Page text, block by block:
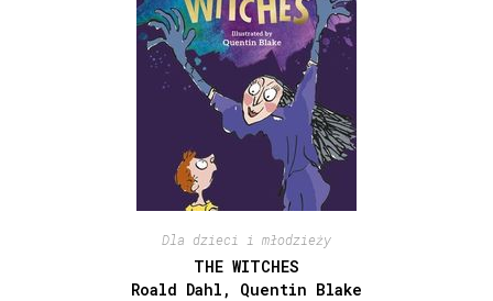
Dla dzieci i młodzieży
THE WITCHES
Roald Dahl, Quentin Blake